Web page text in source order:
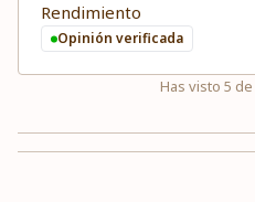
Rendimiento
Opinión verificada
Has visto 5 de